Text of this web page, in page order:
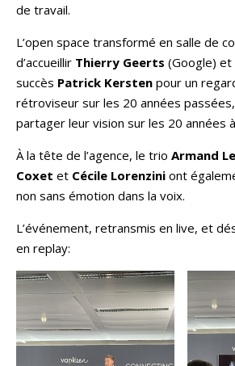
de travail.
L’open space transformé en salle de
d’accueillir Thierry Geerts (Google) et
succès Patrick Kersten pour un
rétroviseur sur les 20 années
partager leur vision sur les 20 années
À la tête de l’agence, le trio Armand
Coxet et Cécile Lorenzini ont
non sans émotion dans la voix.
L’événement, retransmis en live, et
en replay: